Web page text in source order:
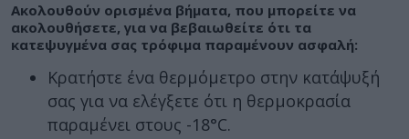
Ακολουθούν ορισμένα βήματα, που μπορείτε να
ακολουθήσετε, για να βεβαιωθείτε ότι τα
κατεψυγμένα σας τρόφιμα παραμένουν ασφαλή:
Κρατήστε ένα θερμόμετρο στην κατάψυξή
σας για να ελέγξετε ότι η θερμοκρασία
παραμένει στους -18°C.